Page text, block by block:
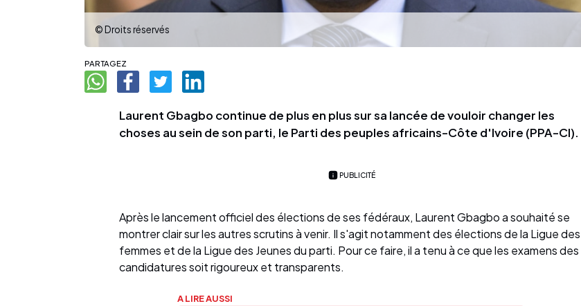
© Droits réservés
PARTAGEZ
Laurent Gbagbo continue de plus en plus sur sa lancée de vouloir changer les
choses au sein de son parti, le Parti des peuples africains-Côte d'Ivoire (PPA-CI).
PUBLICITÉ
Après le lancement officiel des élections de ses fédéraux, Laurent Gbagbo a souhaité se
montrer clair sur les autres scrutins à venir. Il s'agit notamment des élections de la Ligue des
femmes et de la Ligue des Jeunes du parti. Pour ce faire, il a tenu à ce que les examens des
candidatures soit rigoureux et transparents.
A LIRE AUSSI